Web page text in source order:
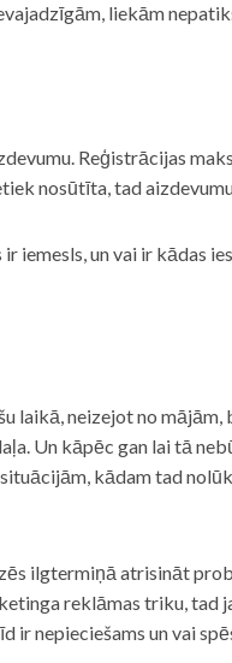
liekām
Reģistrācijas
nosūtīta, tad
iemesls, un vai ir kādas
laikā, neizejot no mājām,
Un kāpēc gan lai tā
kādam tad
ilgtermiņā atrisināt
reklāmas triku, tad
ir nepieciešams un vai